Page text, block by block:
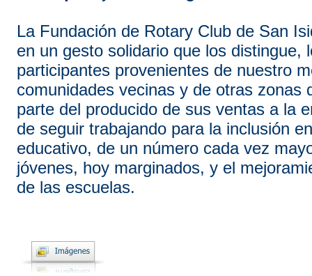
La Fundación de Rotary Club de San
en un gesto solidario que los distingue,
participantes provenientes de nuestro
comunidades vecinas y de otras zonas
parte del producido de sus ventas a la
de seguir trabajando para la inclusión
educativo, de un número cada vez
jóvenes, hoy marginados, y el
de las escuelas.